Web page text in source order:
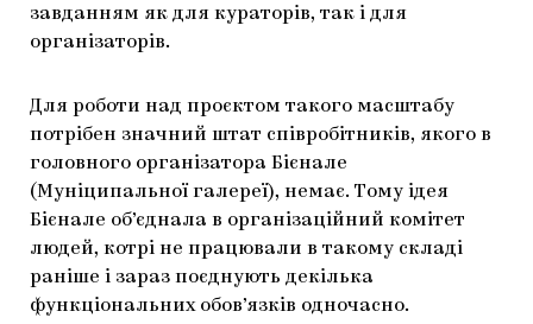
завданням як для кураторів, так і для
організаторів.
Для роботи над проєктом такого масштабу
потрібен значний штат співробітників, якого в
головного організатора Бієнале
(Муніципальної галереї), немає. Тому ідея
Бієнале об’єднала в організаційний комітет
людей, котрі не працювали в такому складі
раніше і зараз поєднують декілька
функціональних обов’язків одночасно.